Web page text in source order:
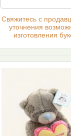
Cвяжитесь с
уточнения
изготовления